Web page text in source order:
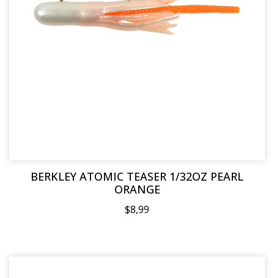
BERKLEY ATOMIC TEASER 1/32OZ PEARL
ORANGE
$8,99